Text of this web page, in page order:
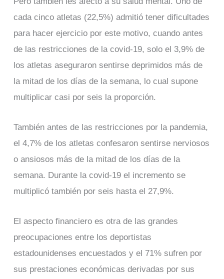
cada cinco atletas (22,5%) admitió tener dificultades
para hacer ejercicio por este motivo, cuando antes
de las restricciones de la covid-19, solo el 3,9% de
los atletas aseguraron sentirse deprimidos más de
la mitad de los días de la semana, lo cual supone
multiplicar casi por seis la proporción.
También antes de las restricciones por la pandemia,
el 4,7% de los atletas confesaron sentirse nerviosos
o ansiosos más de la mitad de los días de la
semana. Durante la covid-19 el incremento se
multiplicó también por seis hasta el 27,9%.
El aspecto financiero es otra de las grandes
preocupaciones entre los deportistas
estadounidenses encuestados y el 71% sufren por
sus prestaciones económicas derivadas por sus